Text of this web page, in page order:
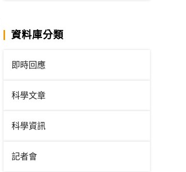
資料庫分類
即時回應
科學文章
科學資訊
記者會